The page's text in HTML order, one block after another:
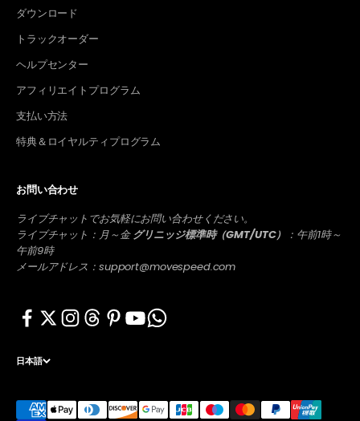
ダウンロード
トラックオーダー
ヘルプセンター
アフィリエイトプログラム
支払い方法
特典＆ロイヤルティプログラム
お問い合わせ
ライブチャットでお気軽にお問い合わせください。
ライブチャット：月～金 グリニッジ標準時（GMT/UTC）
：午前1時～
午前9時
メールアドレス：support@movespeed.com
日本語